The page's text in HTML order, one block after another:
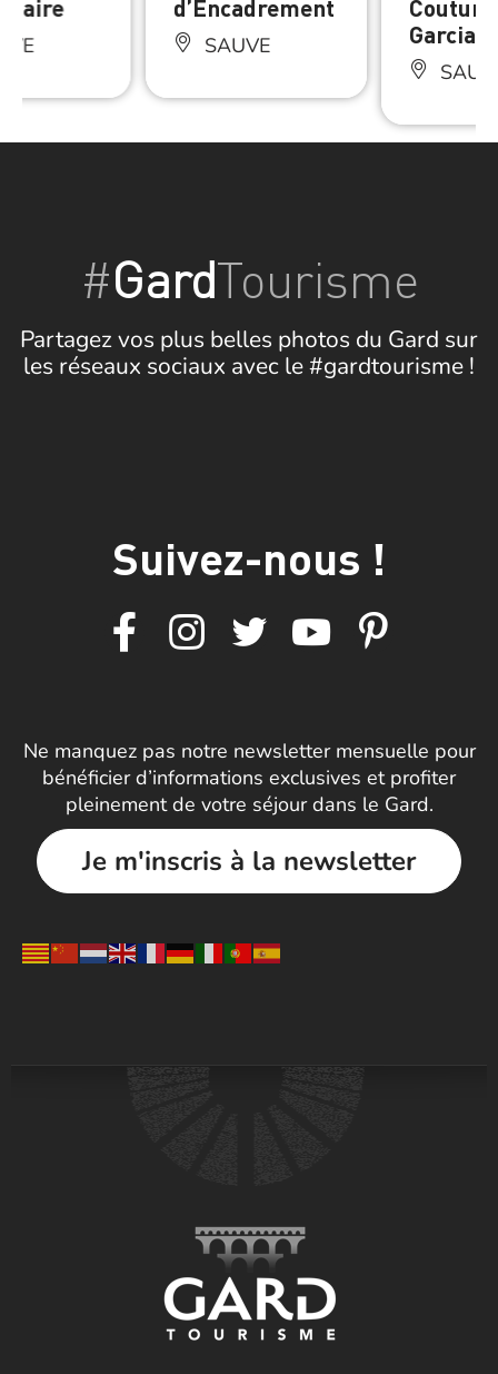
d’Encadrement
SAUVE
Garcia
#GardTourisme
Partagez vos plus belles photos du Gard sur
les réseaux sociaux avec le #gardtourisme !
Suivez-nous !
Ne manquez pas notre newsletter mensuelle pour
bénéficier d’informations exclusives et profiter
pleinement de votre séjour dans le Gard.
Je m'inscris à la newsletter